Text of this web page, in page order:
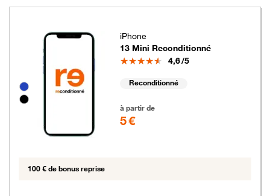
Groupe de couleurs disponibles non sélectionnables
iPhone
13 Mini Reconditionné
Note
4,6/5
Reconditionné
à partir de
5 €
100 € de bonus reprise